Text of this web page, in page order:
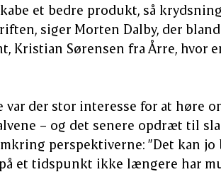
et bedre produkt, så
siger Morten Dalby, der
Kristian Sørensen fra Årre, hvor
var der stor interesse for at høre
– og det senere opdræt til
perspektiverne: ”Det kan jo
et tidspunkt ikke længere har